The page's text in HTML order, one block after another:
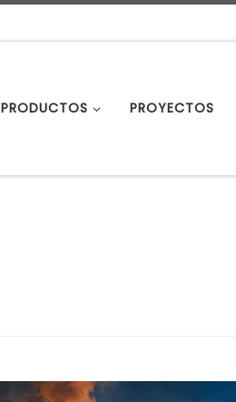
PRODUCTOS PROYECTOS